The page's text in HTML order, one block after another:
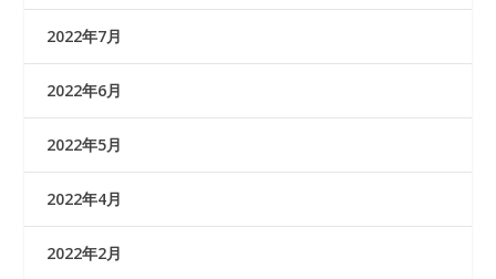
2022年7月
2022年6月
2022年5月
2022年4月
2022年2月